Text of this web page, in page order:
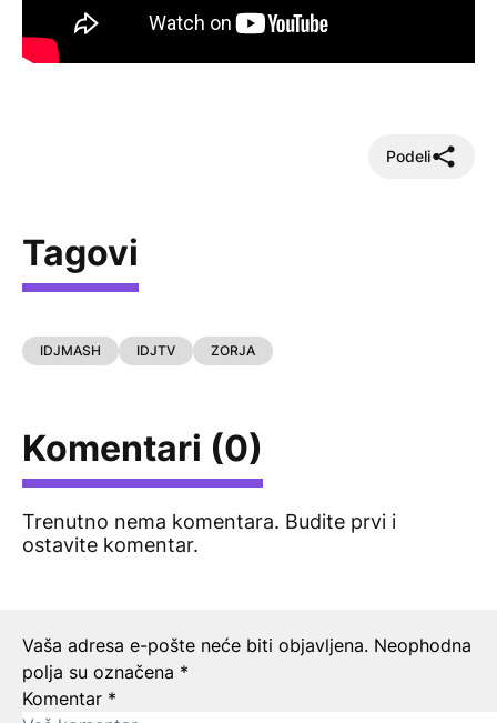
Podeli
Tagovi
IDJMASH IDJTV ZORJA
Komentari (0)
Trenutno nema komentara. Budite prvi i
ostavite komentar.
Ostavite odgovor
Vaša adresa e-pošte neće biti objavljena. Neophodna
polja su označena *
Komentar *